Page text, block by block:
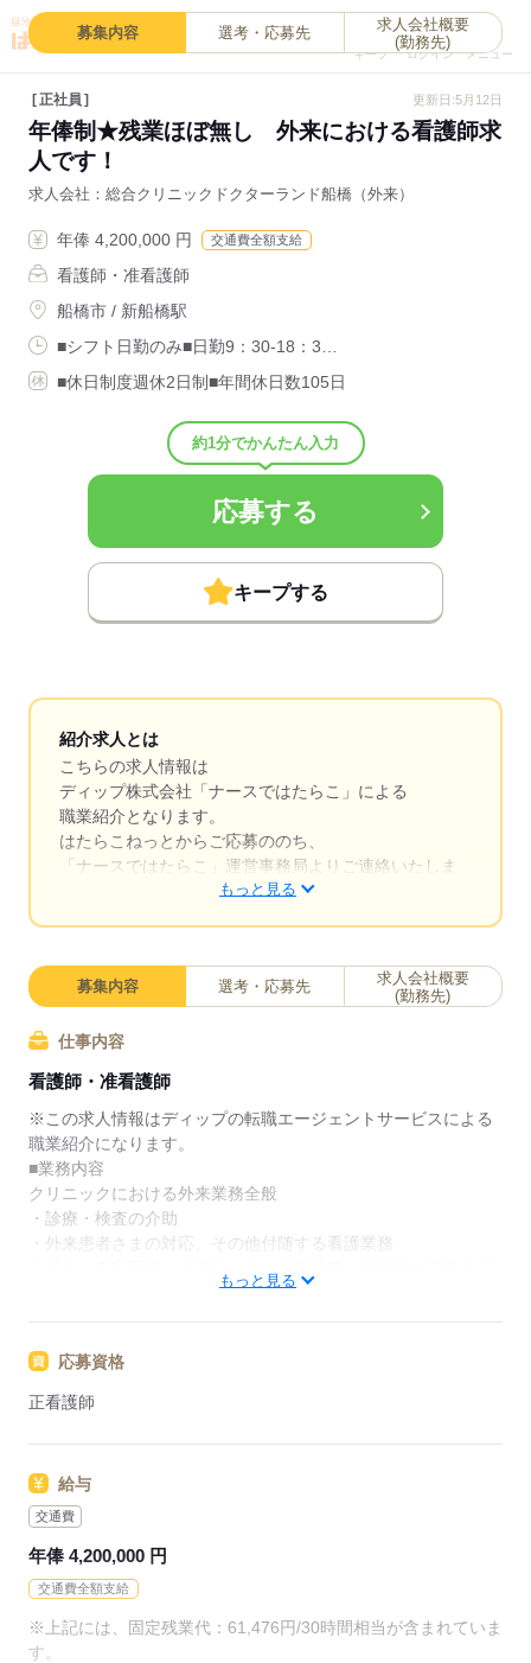
キープ
0
ログイン メニュー
募集内容 選考・応募先
求人会社概要
(勤務先)
正社員 更新日:5月12日
年俸制★残業ほぼ無し 外来における看護師求
人です！
求人会社 総合クリニックドクターランド船橋（外来）
年俸 4,200,000 円 交通費全額支給
看護師・准看護師
船橋市 / 新船橋駅
■シフト日勤のみ■日勤9：30-18：3…
■休日制度週休2日制■年間休日数105日
約1分でかんたん入力
応募する
キープする
紹介求人とは
こちらの求人情報は
ディップ株式会社「ナースではたらこ」による
職業紹介となります。
はたらこねっとからご応募ののち、
「ナースではたらこ」運営事務局よりご連絡いたしま
求職中の看護師さんの転職を専任の
キャリアアドバイザーが入職まで無料でサポートいた
日本最大級の求人情報の中からぴったりな求人をご紹
介。
履歴書作成のアドバイスや面接日の調整だけでなく、
お給料、お休み、入職時期の交渉もサポートします。
【もちろん無料】
費用は一切かかりません。
もっと見る
募集内容 選考・応募先
求人会社概要
(勤務先)
仕事内容
看護師・准看護師
※この求人情報はディップの転職エージェントサービスによる
職業紹介になります。
■業務内容
クリニックにおける外来業務全般
・診療・検査の介助
・外来患者さまの対応、その他付随する看護業務
内科・整形外科・皮膚科・美容皮膚科など幅広く標榜し、
年末年始を除き年中無休で診療を行っており、地域のニーズに
さまざまな年齢層や疾患の患者さまの看護に携わり、経験の幅
年俸制の求人となります！経験加算もしっかりあり、安定した
給与を担保することができます！
新船橋駅より約8分とアクセスも良好です！
応募する
もっと見る
応募資格
正看護師
給与
交通費
年俸 4,200,000 円
交通費全額支給
※上記には、固定残業代：61,476円/30時間相当が含まれていま
す。